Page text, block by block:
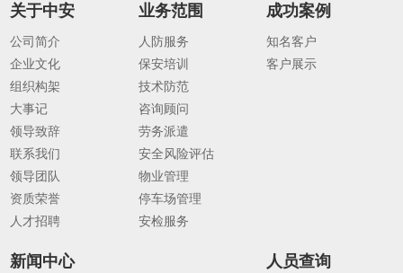
关于中安
公司简介
企业文化
组织构架
大事记
领导致辞
联系我们
领导团队
资质荣誉
人才招聘
业务范围
人防服务
保安培训
技术防范
咨询顾问
劳务派遣
安全风险评估
物业管理
停车场管理
安检服务
成功案例
知名客户
客户展示
新闻中心 人员查询